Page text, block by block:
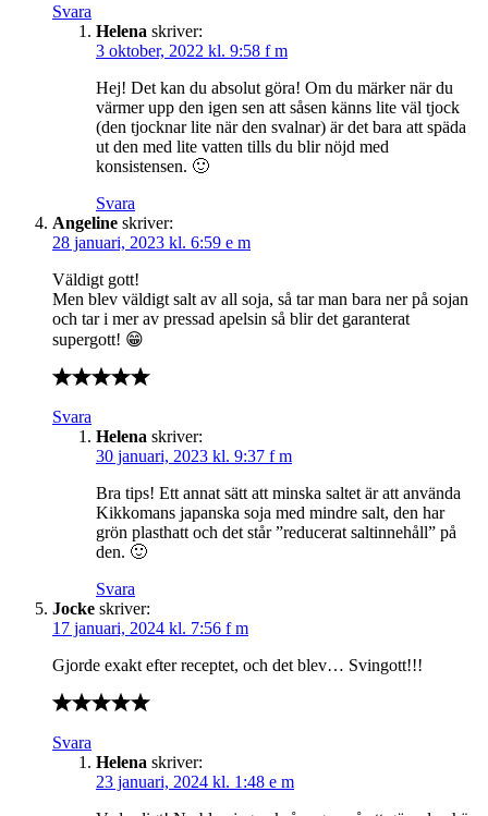
Svara
Helena skriver:
3 oktober, 2022 kl. 9:58 f m
Hej! Det kan du absolut göra! Om du märker när du
värmer upp den igen sen att såsen känns lite väl tjock
(den tjocknar lite när den svalnar) är det bara att späda
ut den med lite vatten tills du blir nöjd med
konsistensen. 🙂
Svara
Angeline skriver:
28 januari, 2023 kl. 6:59 e m
Väldigt gott!
Men blev väldigt salt av all soja, så tar man bara ner på sojan
och tar i mer av pressad apelsin så blir det garanterat
supergott! 😁
Svara
Helena skriver:
30 januari, 2023 kl. 9:37 f m
Bra tips! Ett annat sätt att minska saltet är att använda
Kikkomans japanska soja med mindre salt, den har
grön plasthatt och det står ”reducerat saltinnehåll” på
den. 🙂
Svara
Jocke skriver:
17 januari, 2024 kl. 7:56 f m
Gjorde exakt efter receptet, och det blev… Svingott!!!
Svara
Helena skriver:
23 januari, 2024 kl. 1:48 e m